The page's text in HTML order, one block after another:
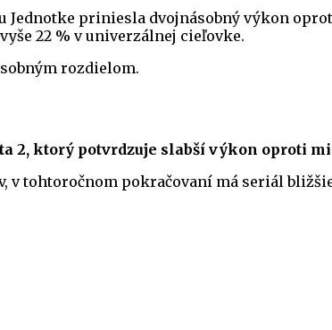
priniesla dvojnásobný výkon
22 % v univerzálnej cieľovke.
rozdielom.
2, ktorý potvrdzuje slabší výkon oproti
v tohtoročnom pokračovaní má seriál